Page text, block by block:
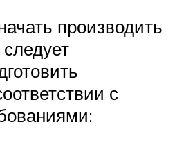
производить
с